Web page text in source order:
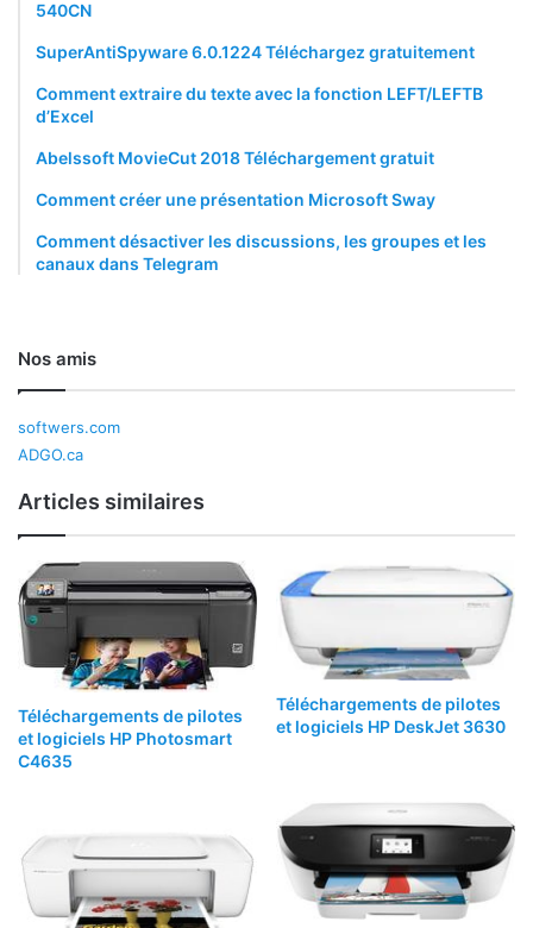
540CN
SuperAntiSpyware 6.0.1224 Téléchargez gratuitement
Comment extraire du texte avec la fonction LEFT/LEFTB
d’Excel
Abelssoft MovieCut 2018 Téléchargement gratuit
Comment créer une présentation Microsoft Sway
Comment désactiver les discussions, les groupes et les
canaux dans Telegram
Nos amis
softwers.com
ADGO.ca
Articles similaires
Téléchargements de pilotes
et logiciels HP Photosmart
C4635
Téléchargements de pilotes
et logiciels HP DeskJet 3630